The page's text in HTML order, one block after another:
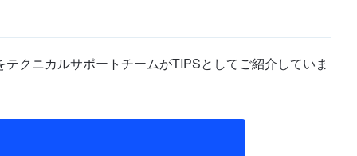
クニカルサポートチームがTIPSとしてご紹介していま